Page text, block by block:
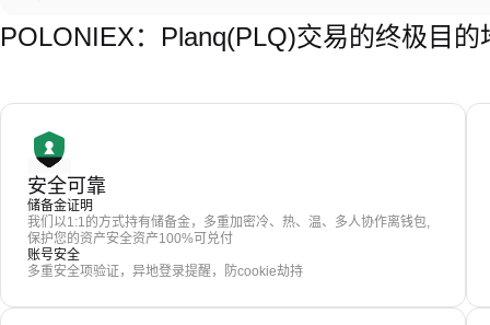
POLONIEX：Planq(PLQ)交易的终极目的
安全可靠
储备金证明
我们以1:1的方式持有储备金，多重加密冷、热、温、多人协作离钱包,
保护您的资产安全资产100%可兑付
账号安全
多重安全项验证，异地登录提醒，防cookie劫持